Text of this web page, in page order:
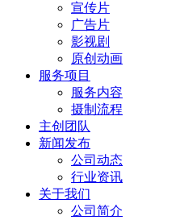
宣传片
广告片
影视剧
原创动画
服务项目
服务内容
摄制流程
主创团队
新闻发布
公司动态
行业资讯
关于我们
公司简介